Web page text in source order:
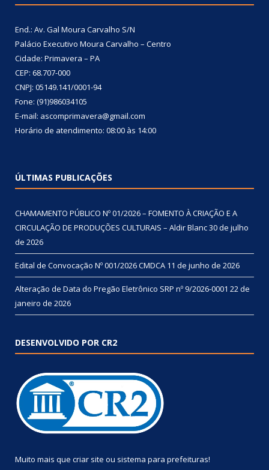
End.: Av. Gal Moura Carvalho S/N
Palácio Executivo Moura Carvalho – Centro
Cidade: Primavera – PA
CEP: 68.707-000
CNPJ: 05149.141/0001-94
Fone: (91)986034105
E-mail: ascomprimavera@gmail.com
Horário de atendimento: 08:00 às 14:00
ÚLTIMAS PUBLICAÇÕES
CHAMAMENTO PÚBLICO Nº 01/2026 – FOMENTO À CRIAÇÃO E A
CIRCULAÇÃO DE PRODUÇÕES CULTURAIS – Aldir Blanc30 de julho
de 2026
Edital de Convocação Nº 001/2026 CMDCA 11 de junho de 2026
Alteração de Data do Pregão Eletrônico SRP nº 9/2026-0001 22 de
janeiro de 2026
DESENVOLVIDO POR CR2
Muito mais que criar site ou sistema para prefeituras!